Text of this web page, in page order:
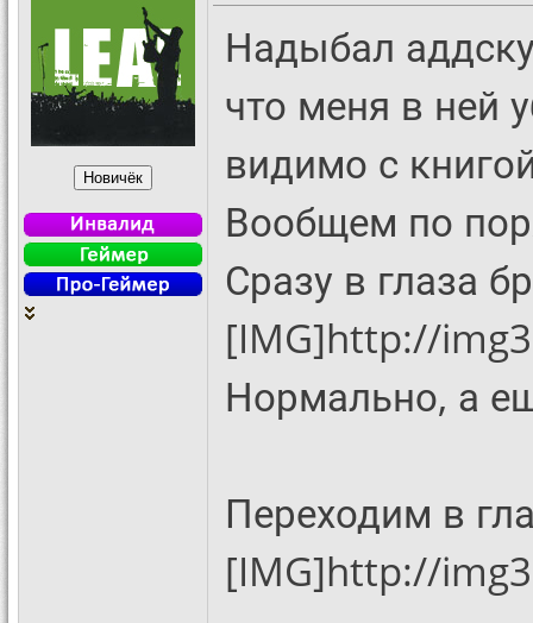
Надыбал
что меня в ней
видимо с
Вообщем по
Сразу в глаза
[IMG]http://
Нормально, а
Переходим в
[IMG]http://